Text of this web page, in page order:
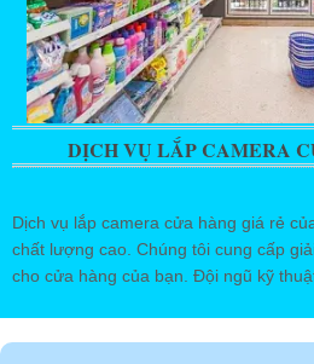
DỊCH VỤ LẮP CAMERA
Dịch vụ lắp camera cửa hàng giá rẻ
chất lượng cao. Chúng tôi cung cấp
cho cửa hàng của bạn. Đội ngũ kỹ thuật